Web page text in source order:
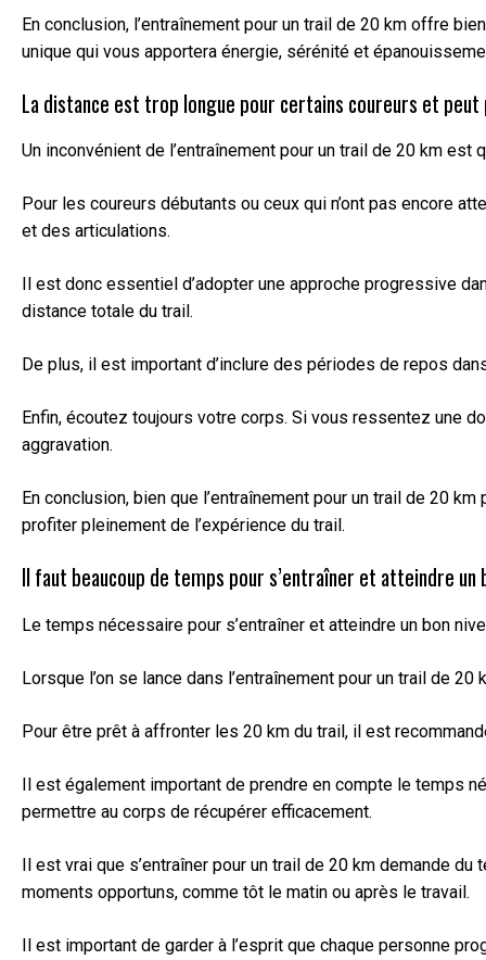
En conclusion, l’entraînement pour un trail de 20 km offre
unique qui vous apportera énergie, sérénité et
La distance est trop longue pour certains coureurs et
Un inconvénient de l’entraînement pour un trail de 20 km
Pour les coureurs débutants ou ceux qui n’ont pas encore
et des articulations.
Il est donc essentiel d’adopter une approche progressive
distance totale du trail.
De plus, il est important d’inclure des périodes de repos
Enfin, écoutez toujours votre corps. Si vous ressentez une
aggravation.
En conclusion, bien que l’entraînement pour un trail de 20
profiter pleinement de l’expérience du trail.
Il faut beaucoup de temps pour s’entraîner et atteindre un
Le temps nécessaire pour s’entraîner et atteindre un bon
Lorsque l’on se lance dans l’entraînement pour un trail de
Pour être prêt à affronter les 20 km du trail, il est
Il est également important de prendre en compte le temps
permettre au corps de récupérer efficacement.
Il est vrai que s’entraîner pour un trail de 20 km demande
moments opportuns, comme tôt le matin ou après le travail.
Il est important de garder à l’esprit que chaque personne